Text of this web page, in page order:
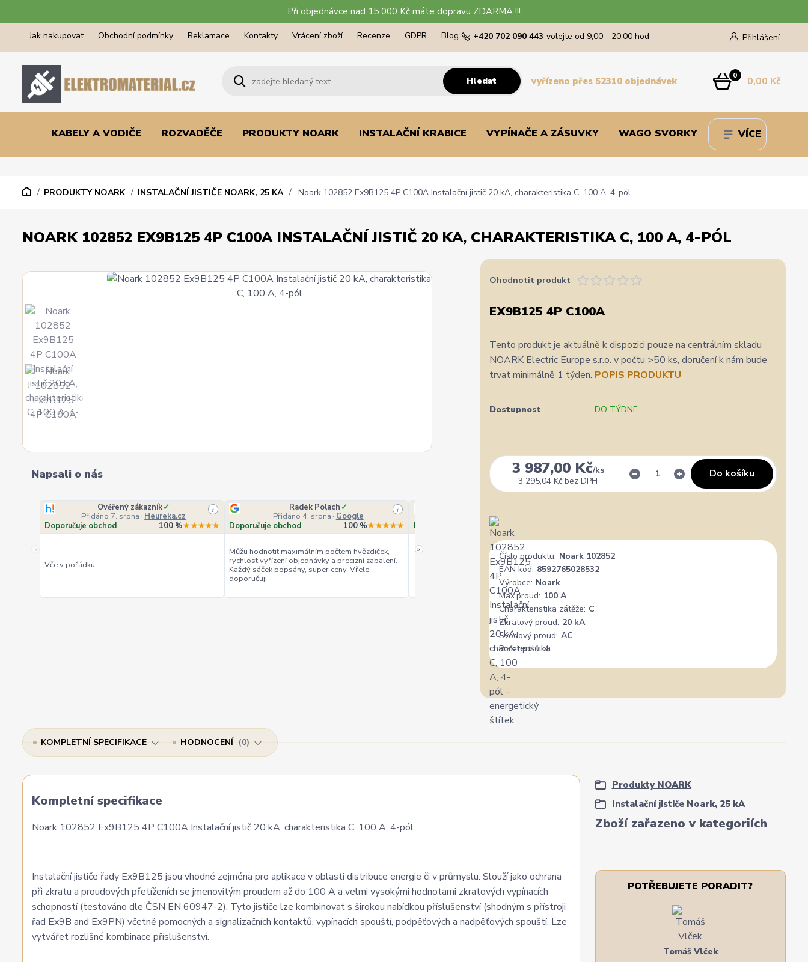
Při objednávce nad 15 000 Kč máte dopravu ZDARMA !!!
Jak nakupovat Obchodní podmínky Reklamace Kontakty Vrácení zboží Recenze GDPR Blog Přihlášení
Hledat
+420 702 090 443 volejte od 9,00 - 20,00 hod
0 0,00 Kč
vyřízeno přes 52310 objednávek
KABELY A VODIČE ROZVADĚČE PRODUKTY NOARK INSTALAČNÍ KRABICE VYPÍNAČE A ZÁSUVKY WAGO SVORKY VÍCE
PRODUKTY NOARK INSTALAČNÍ JISTIČE NOARK, 25 KA Noark 102852 Ex9B125 4P C100A Instalační jistič 20 kA, charakteristika C, 100 A, 4-pól
NOARK 102852 EX9B125 4P C100A INSTALAČNÍ JISTIČ 20 KA, CHARAKTERISTIKA C, 100 A, 4-PÓL
Napsali o nás
«
Ověřený zákazník✓
Přidáno 7. srpna · Heureka.cz
i
Doporučuje obchod 100 %★★★★★
Vče v pořádku.
Radek Polach ✓
Přidáno 4. srpna · Google
i
Doporučuje obchod 100 %★★★★★
Můžu hodnotit maximálním počtem hvězdiček,
rychlost vyřízení objednávky a precizní zabalení.
Každý sáček popsány, super ceny. Vřele
doporučuji
Přidáno 4. srpna
Doporučuje obchod
+ ceny
Široký výběr, milý a vstřícný personál. Mohu
jedině doporučit.
»
Ohodnotit produkt
EX9B125 4P C100A
Tento produkt je aktuálně k dispozici pouze na centrálním skladu
NOARK Electric Europe s.r.o. v počtu >50 ks, doručení k nám bude
trvat minimálně 1 týden. POPIS PRODUKTU
Dostupnost DO TÝDNE
3 987,00 Kč/ks
3 295,04 Kč bez DPH
Do košíku
Číslo produktu: Noark 102852
EAN kód: 8592765028532
Výrobce: Noark
Max.proud: 100 A
Charakteristika zátěže: C
Zkratový proud: 20 kA
Svodový proud: AC
Počet pólů: 4
KOMPLETNÍ SPECIFIKACE HODNOCENÍ 0
Kompletní specifikace
Noark 102852 Ex9B125 4P C100A Instalační jistič 20 kA, charakteristika C, 100 A, 4-pól
Instalační jističe řady Ex9B125 jsou vhodné zejména pro aplikace v oblasti distribuce energie či v průmyslu. Slouží jako ochrana
při zkratu a proudových přetíženích se jmenovitým proudem až do 100 A a velmi vysokými hodnotami zkratových vypínacích
schopností (testováno dle ČSN EN 60947-2). Tyto jističe lze kombinovat s širokou nabídkou příslušenství (shodným s přístroji
řad Ex9B and Ex9PN) včetně pomocných a signalizačních kontaktů, vypínacích spouští, podpěťových a nadpěťových spouští. Lze
vytvářet rozlišné kombinace příslušenství.
Zboží zařazeno v kategoriích
Produkty NOARK
Instalační jističe Noark, 25 kA
POTŘEBUJETE PORADIT?
Tomáš Vlček